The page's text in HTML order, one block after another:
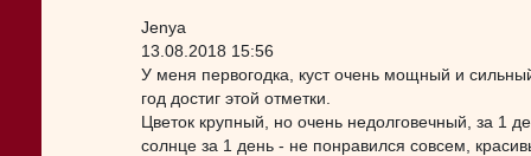
Jenya
13.08.2018 15:56
У меня первогодка, куст очень мощный и
год достиг этой отметки.
Цветок крупный, но очень недолговечный, за 1
солнце за 1 день - не понравился совсем,